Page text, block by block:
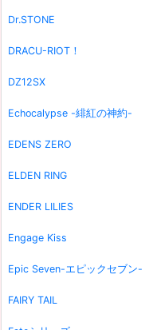
Dr.STONE
DRACU-RIOT！
DZ12SX
Echocalypse -緋紅の神約-
EDENS ZERO
ELDEN RING
ENDER LILIES
Engage Kiss
Epic Seven-エピックセブン-
FAIRY TAIL